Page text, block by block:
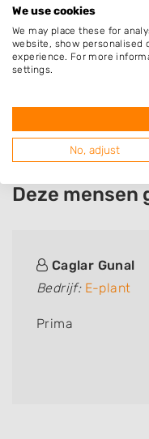
Lieveren
De Punt
Foxwolde
Roderwolde
Deze mensen
Caglar Gunal
Bedrijf: E-plant
Prima
We use cookies
We may place these for
website, show personalised
experience. For more
settings.
No, adjust